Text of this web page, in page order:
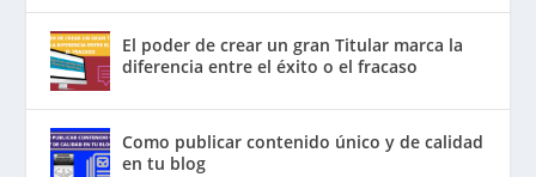
El poder de crear un gran Titular marca la
diferencia entre el éxito o el fracaso
Como publicar contenido único y de calidad
en tu blog